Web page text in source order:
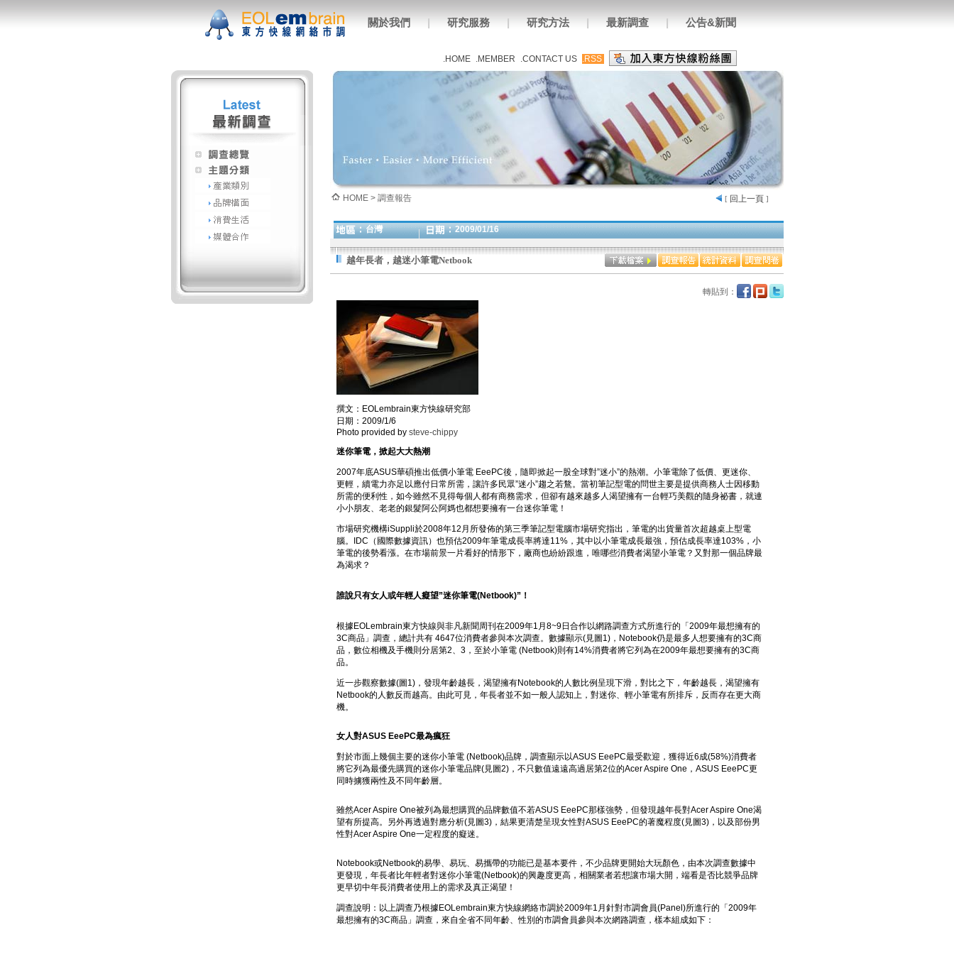
關於我們 | 研究服務 | 研究方法 | 最新調查 | 公告&新聞
.HOME .MEMBER .CONTACT US .RSS
HOME > 調查報告 [ 回上一頁]
台灣 2009/01/16
越年長者，越迷小筆電Netbook
轉貼到：
撰文：EOLembrain東方快線研究部
日期：2009/1/6
Photo provided by steve-chippy
迷你筆電，掀起大大熱潮
2007年底ASUS華碩推出低價小筆電 EeePC後，隨即掀起一股全球對”迷小”的熱潮。小筆電除了低價、更迷你、
更輕，續電力亦足以應付日常所需，讓許多民眾”迷小”趨之若鶩。當初筆記型電的問世主要是提供商務人士因移動
所需的便利性，如今雖然不見得每個人都有商務需求，但卻有越來越多人渴望擁有一台輕巧美觀的隨身祕書，就連
小小朋友、老老的銀髮阿公阿媽也都想要擁有一台迷你筆電！
市場研究機構iSuppli於2008年12月所發佈的第三季筆記型電腦市場研究指出，筆電的出貨量首次超越桌上型電
腦。IDC（國際數據資訊）也預估2009年筆電成長率將達11%，其中以小筆電成長最強，預估成長率達103%，小
筆電的後勢看漲。在市場前景一片看好的情形下，廠商也紛紛跟進，唯哪些消費者渴望小筆電？又對那一個品牌最
為渴求？
誰說只有女人或年輕人癡望”迷你筆電(Netbook)”！
根據EOLembrain東方快線與非凡新聞周刊在2009年1月8~9日合作以網路調查方式所進行的「2009年最想擁有的
3C商品」調查，總計共有 4647位消費者參與本次調查。數據顯示(見圖1)，Notebook仍是最多人想要擁有的3C商
品，數位相機及手機則分居第2、3，至於小筆電 (Netbook)則有14%消費者將它列為在2009年最想要擁有的3C商
品。
近一步觀察數據(圖1)，發現年齡越長，渴望擁有Notebook的人數比例呈現下滑，對比之下，年齡越長，渴望擁有
Netbook的人數反而越高。由此可見，年長者並不如一般人認知上，對迷你、輕小筆電有所排斥，反而存在更大商
機。
女人對ASUS EeePC最為瘋狂
對於市面上幾個主要的迷你小筆電 (Netbook)品牌，調查顯示以ASUS EeePC最受歡迎，獲得近6成(58%)消費者
將它列為最優先購買的迷你小筆電品牌(見圖2)，不只數值遠遠高過居第2位的Acer Aspire One，ASUS EeePC更
同時擄獲兩性及不同年齡層。
雖然Acer Aspire One被列為最想購買的品牌數值不若ASUS EeePC那樣強勢，但發現越年長對Acer Aspire One渴
望有所提高。另外再透過對應分析(見圖3)，結果更清楚呈現女性對ASUS EeePC的著魔程度(見圖3)，以及部份男
性對Acer Aspire One一定程度的癡迷。
Notebook或Netbook的易學、易玩、易攜帶的功能已是基本要件，不少品牌更開始大玩顏色，由本次調查數據中
更發現，年長者比年輕者對迷你小筆電(Netbook)的興趣度更高，相關業者若想讓市場大開，端看是否比競爭品牌
更早切中年長消費者使用上的需求及真正渴望！
調查說明：以上調查乃根據EOLembrain東方快線網絡市調於2009年1月針對市調會員(Panel)所進行的「2009年
最想擁有的3C商品」調查，來自全省不同年齡、性別的市調會員參與本次網路調查，樣本組成如下：